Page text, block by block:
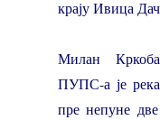
крају Ивица
Милан
ПУПС-а је
пре непуне